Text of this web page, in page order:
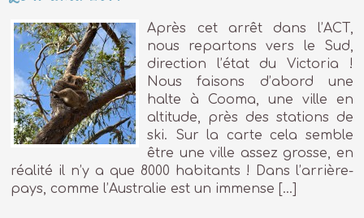
Après cet arrêt dans l’ACT,
nous repartons vers le Sud,
direction l’état du Victoria !
Nous faisons d’abord une
halte à Cooma, une ville en
altitude, près des stations de
ski. Sur la carte cela semble
être une ville assez grosse, en
réalité il n’y a que 8000 habitants ! Dans l’arrière-
pays, comme l’Australie est un immense […]